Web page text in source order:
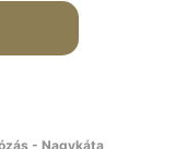
- Nagykáta